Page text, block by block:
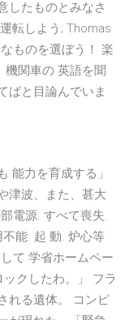
したものとみなさ
転しよう; Thomas
ものを選ぼう！ 楽
機関車の 英語を聞
ばと目論んでいま
能力を育成する」
津波、また、甚大
電源. すべて喪失.
能. 起 動. 炉心等
て 学省ホームペー
クしたわ。」 フラ
れる遺体。 コンピ